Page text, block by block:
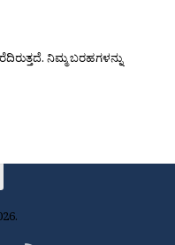
ನಿಮ್ಮ ಬರಹಗಳನ್ನು